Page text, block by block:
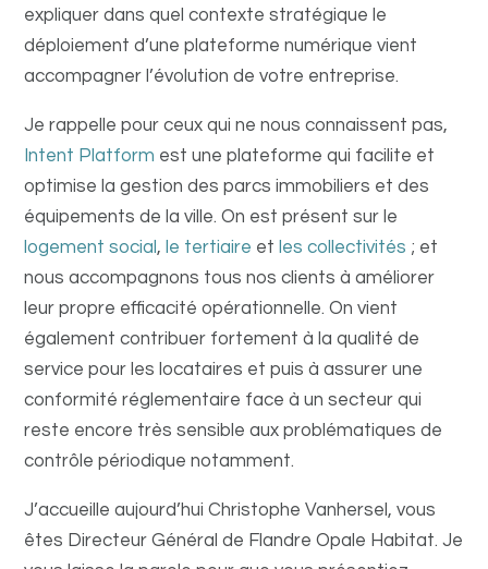
expliquer dans quel contexte stratégique le
déploiement d’une plateforme numérique vient
accompagner l’évolution de votre entreprise.
Je rappelle pour ceux qui ne nous connaissent pas,
Intent Platform est une plateforme qui facilite et
optimise la gestion des parcs immobiliers et des
équipements de la ville. On est présent sur le
logement social, le tertiaire et les collectivités ; et
nous accompagnons tous nos clients à améliorer
leur propre efficacité opérationnelle. On vient
également contribuer fortement à la qualité de
service pour les locataires et puis à assurer une
conformité réglementaire face à un secteur qui
reste encore très sensible aux problématiques de
contrôle périodique notamment.
J’accueille aujourd’hui Christophe Vanhersel, vous
êtes Directeur Général de Flandre Opale Habitat. Je